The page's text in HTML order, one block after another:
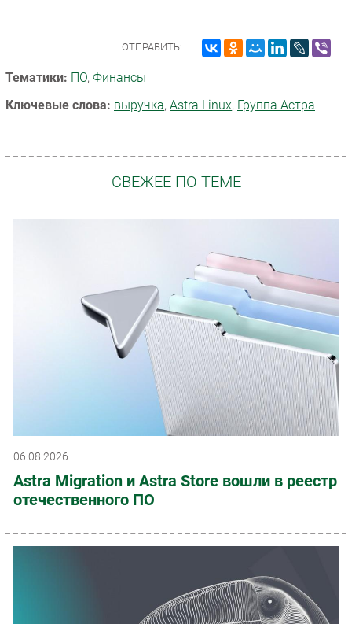
ОТПРАВИТЬ:
Тематики: ПО, Финансы
Ключевые слова: выручка, Astra Linux, Группа Астра
СВЕЖЕЕ ПО ТЕМЕ
06.08.2026
Astra Migration и Astra Store вошли в реестр
отечественного ПО